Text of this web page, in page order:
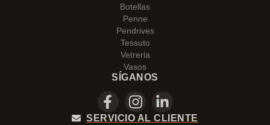
Botellas
Penne
Pendrives
Tessuto
Vetreria
Vasos
SÍGANOS
SERVICIO AL CLIENTE